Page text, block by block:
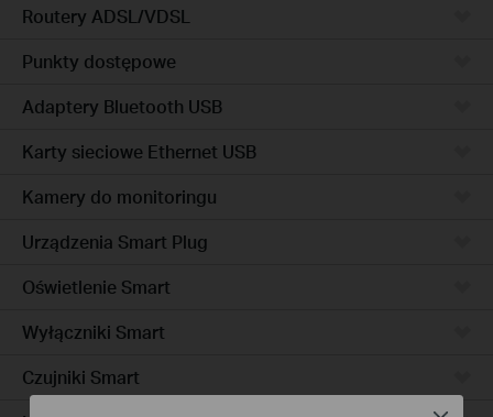
Routery ADSL/VDSL
Punkty dostępowe
Adaptery Bluetooth USB
Karty sieciowe Ethernet USB
Kamery do monitoringu
Urządzenia Smart Plug
Oświetlenie Smart
Wyłączniki Smart
Czujniki Smart